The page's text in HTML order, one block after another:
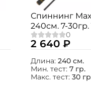
Спиннинг
240см. 7-30гр.
MSRE24M
2 640 ₽
Длина: 240 см.
Мин. тест: 7 гр.
Макс. тест: 30